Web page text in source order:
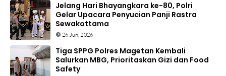
Jelang Hari Bhayangkara ke-80, Polri
Gelar Upacara Penyucian Panji Rastra
Sewakottama
26 Jun, 2026
Tiga SPPG Polres Magetan Kembali
Salurkan MBG, Prioritaskan Gizi dan Food
Safety